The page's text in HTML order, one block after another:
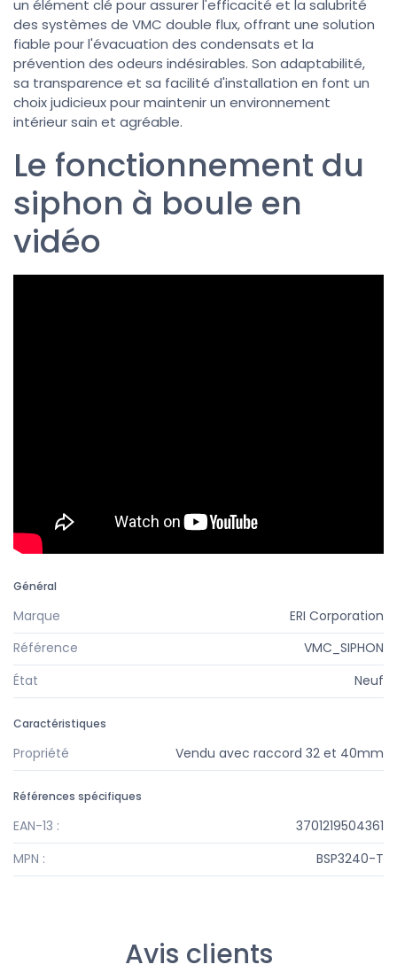
un élément clé pour assurer l'efficacité et la salubrité
des systèmes de VMC double flux, offrant une solution
fiable pour l'évacuation des condensats et la
prévention des odeurs indésirables. Son adaptabilité,
sa transparence et sa facilité d'installation en font un
choix judicieux pour maintenir un environnement
intérieur sain et agréable.
Le fonctionnement du
siphon à boule en
vidéo
Général
Marque
ERI Corporation
Référence
VMC_SIPHON
État
Neuf
Caractéristiques
Propriété Vendu avec raccord 32 et 40mm
Références spécifiques
EAN-13 :
3701219504361
MPN :
BSP3240-T
Avis clients